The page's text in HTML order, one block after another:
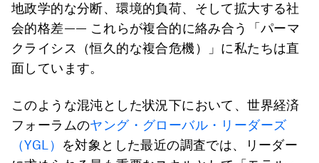
地政学的な分断、環境的負荷、そして拡大する社
会的格差―― これらが複合的に絡み合う「パーマ
クライシス（恒久的な複合危機）」に私たちは直
面しています。
このような混沌とした状況下において、世界経済
フォーラムのヤング・グローバル・リーダーズ
（YGL） を対象とした最近の調査では、リーダー